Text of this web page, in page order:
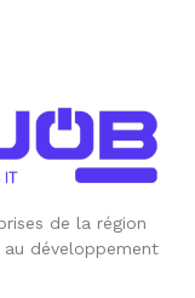
de la région
développement